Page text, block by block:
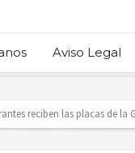
Aviso Legal
trabajo infantil en Cabo